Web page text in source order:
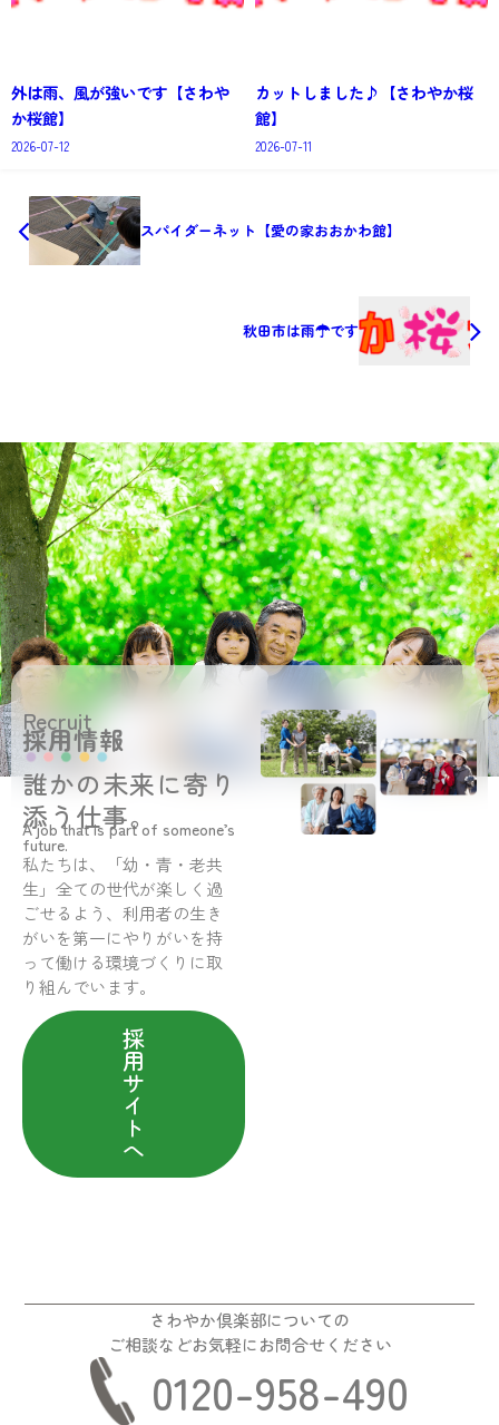
外は雨、風が強いです【さわや
か桜館】
2026-07-12
カットしました♪【さわやか桜
館】
2026-07-11
スパイダーネット【愛の家おおかわ館】
秋田市は雨☂です
Recruit
採用情報
誰かの未来に寄り
添う仕事。
A job that is part of someone’s
future.
私たちは、「幼・青・老共
生」全ての世代が楽しく過
ごせるよう、利用者の生き
がいを第一にやりがいを持
って働ける環境づくりに取
り組んでいます。
採
用
サ
イ
ト
へ
さわやか倶楽部についての
ご相談などお気軽にお問合せください
0120-958-490